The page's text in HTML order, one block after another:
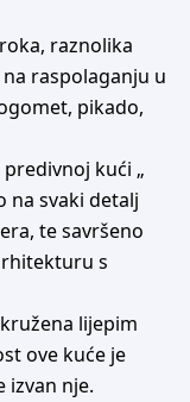
raznolika
raspolaganju u
pikado,
kući „
na svaki detalj
te savršeno
s
lijepim
ove kuće je
izvan nje.